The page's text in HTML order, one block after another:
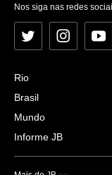
Nos siga nas redes
Twitter Instagram
Rio
Brasil
Mundo
Informe JB